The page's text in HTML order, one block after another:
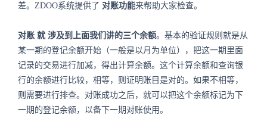
差。ZDOO系统提供了 对账功能来帮助大家检查。
对账 就 涉及到上面我们讲的三个余额。基本的验证规则就是从
某一期的登记余额开始（一般是以月为单位），把这一期里面
记录的交易进行加减，得出计算余额。这个计算余额和查询银
行的余额进行比较，相等，则证明账目是对的。如果不相等，
则需要进行排查。对账成功之后，就可以把这个余额标记为下
一期的登记余额，以备下一期对账使用。